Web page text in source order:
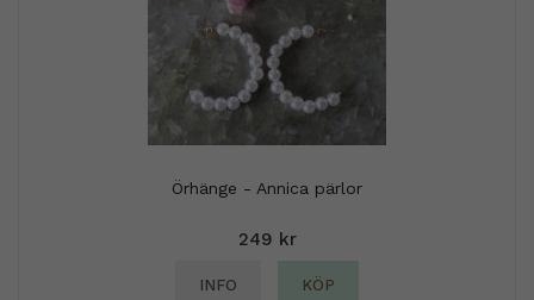
Örhänge - Annica pärlor
249 kr
INFO KÖP